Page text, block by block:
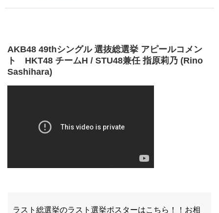
AKB48 49thシングル 選抜総選挙 アピールコメン
ト HKT48 チームH / STU48兼任 指原莉乃 (Rino
Sashihara)
ラスト総選挙のラスト選挙ポスターはこちら！！お相